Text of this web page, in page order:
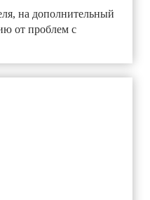
на дополнительный
от проблем с